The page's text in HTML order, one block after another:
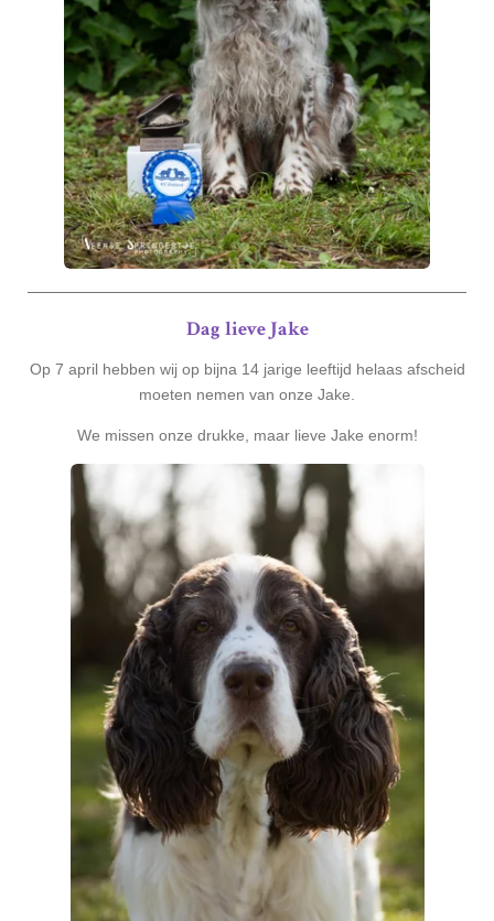
Dag lieve Jake
Op 7 april hebben wij op bijna 14 jarige leeftijd helaas afscheid
moeten nemen van onze Jake.
We missen onze drukke, maar lieve Jake enorm!